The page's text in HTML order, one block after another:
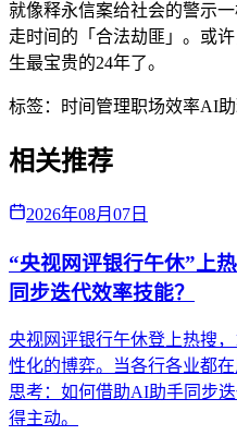
就像释永信案给社会的警示
走时间的「合法劫匪」。或
生最宝贵的24年了。
标签： 时间管理职场效率AI
相关推荐
2026年08月07日
“央视网评银行午休”上
同步迭代效率技能？
央视网评银行午休登上热搜
性化的博弈。当各行各业都
思考：如何借助AI助手同步
得主动。